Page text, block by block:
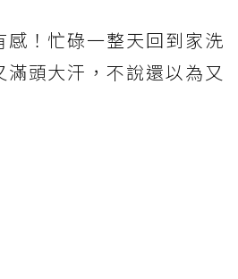
感！忙碌一整天回到家洗
頭大汗，不說還以為又